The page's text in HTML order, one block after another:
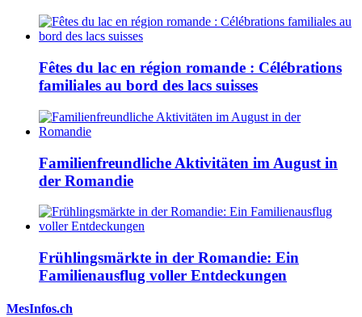
Fêtes du lac en région romande : Célébrations
familiales au bord des lacs suisses
Familienfreundliche Aktivitäten im August in
der Romandie
Frühlingsmärkte in der Romandie: Ein
Familienausflug voller Entdeckungen
MesInfos.ch